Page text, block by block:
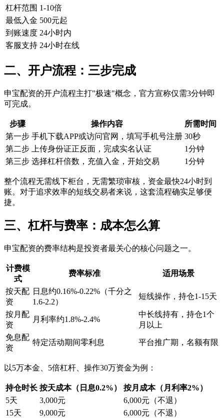
杠杆范围 1-10倍
最低入金 500元起
到账速度 24小时内
客服支持 24小时在线
二、开户流程：三步完成
申宝配资的开户流程主打"极速"概念，官方宣称仅需3分钟即
可完成。
步骤 操作内容
所需时间
第一步 手机下载APP或访问官网，填写手机号注册 30秒
第二步
上传身份证正反面，完成实名认证
1分钟
第三步 选择杠杆倍数，充值入金，开始交易 1分钟
整个流程无需线下柜台，无需繁琐审核，资金最快24小时到
账。对于追求效率的短线交易者来说，这套流程确实足够便
捷。
三、杠杆与费率：成本怎么算
申宝配资的费率结构是投资者最关心的核心问题之一。
计费模
式
费率标准 适用场景
按天配
资
日息约0.16%-0.22%（千分之
1.6-2.2）
短线操作，持仓1-15天
按月配
资
月利率约1.8%-2.4%
中长线持有，持仓1个
月以上
免息配
资
特定活动期间零利息 平台推广期，名额有限
以5万本金、5倍杠杆、操作30万资金为例：
持仓时长 按天成本（日息0.2%）
按月成本（月利率2%）
5天
3,000元
6,000元（不退）
15天
9,000元
6,000元（不退）